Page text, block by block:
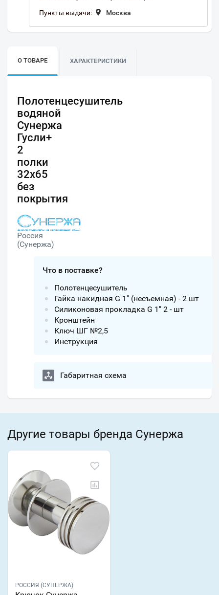
Пункты выдачи: Москва
О ТОВАРЕ ХАРАКТЕРИСТИКИ
Полотенцесушитель
водяной
Сунержа
Гусли+
2
полки
32х65
без
покрытия
Россия
(Сунержа)
Что в поставке?
Полотенцесушитель
Гайка накидная G 1″ (несъемная) - 2 шт
Силиконовая прокладка G 1″ 2 - шт
Кронштейн
Ключ ШГ №2,5
Инструкция
Габаритная схема
Другие товары бренда Сунержа
РОССИЯ (СУНЕРЖА)